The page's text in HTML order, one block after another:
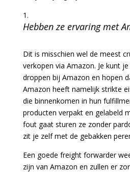
Hebben ze ervaring met
Dit is misschien wel de meest
verkopen via Amazon. Je kunt
droppen bij Amazon en hopen
Amazon heeft namelijk strikte
die binnenkomen in hun
producten verpakt en gelabeld
fout gaat sturen ze zonder
zit je zelf met de gebakken
Een goede freight forwarder
zijn van Amazon en zullen er